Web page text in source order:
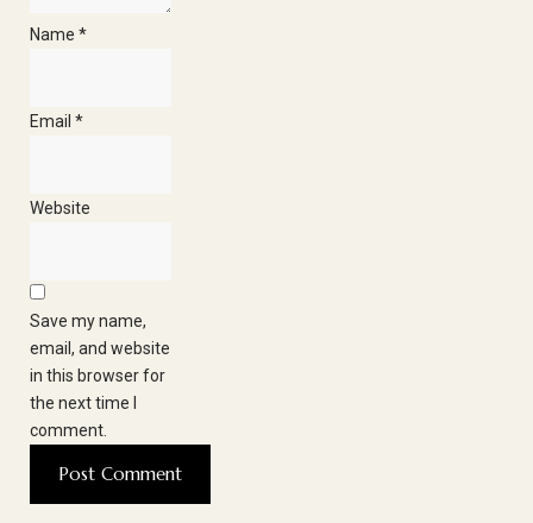
Name *
Email *
Website
Save my name,
email, and website
in this browser for
the next time I
comment.